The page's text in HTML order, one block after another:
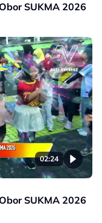
SUKMA 2026
02:24
SUKMA 2026